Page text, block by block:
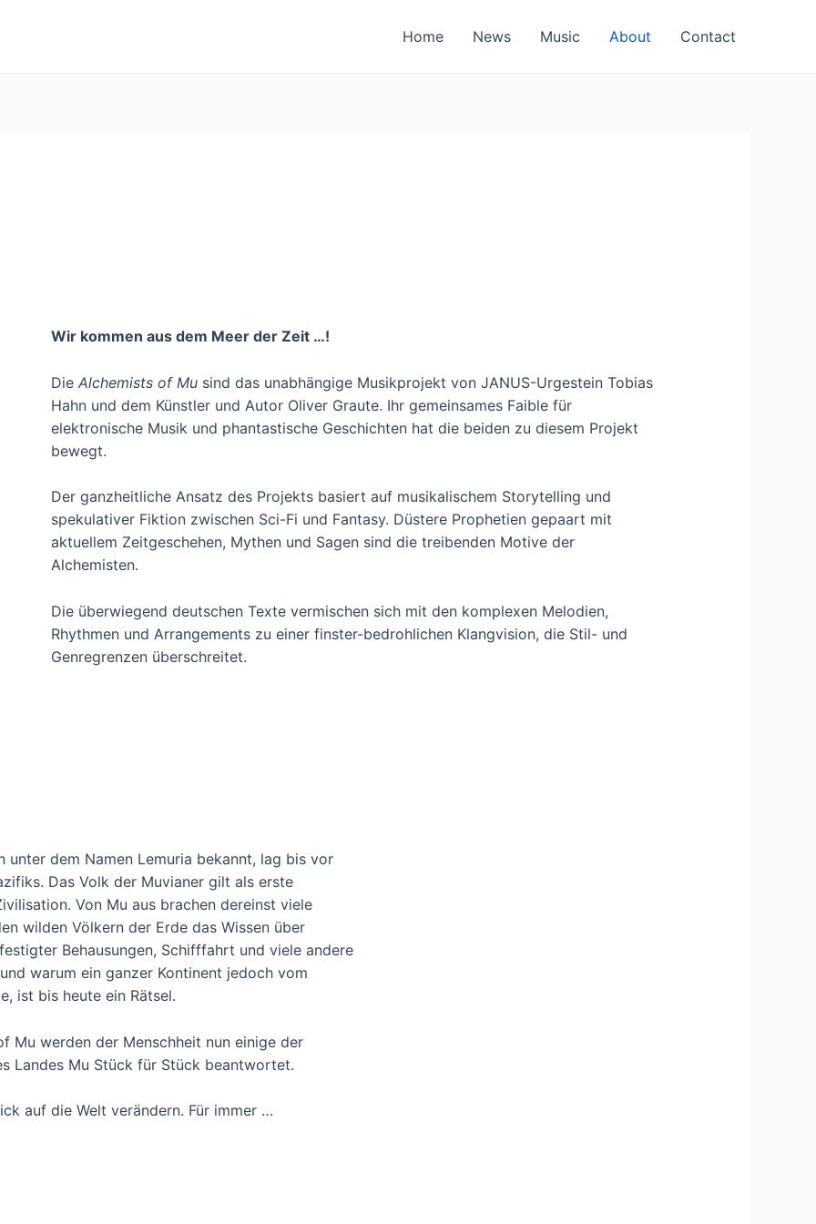
Home News Music About Contact
Wir kommen aus dem Meer der Zeit …!
DieAlchemists of Musind das unabhängige Musikprojekt von JANUS-Urgestein Tobias
Hahn und dem Künstler und Autor Oliver Graute. Ihr gemeinsames Faible für
elektronische Musik und phantastische Geschichten hat die beiden zu diesem Projekt
bewegt.
Der ganzheitliche Ansatz des Projekts basiert auf musikalischem Storytelling und
spekulativer Fiktion zwischen Sci-Fi und Fantasy. Düstere Prophetien gepaart mit
aktuellem Zeitgeschehen, Mythen und Sagen sind die treibenden Motive der
Alchemisten.
Die überwiegend deutschen Texte vermischen sich mit den komplexen Melodien,
Rhythmen und Arrangements zu einer finster-bedrohlichen Klangvision, die Stil- und
Genregrenzen überschreitet.
unter dem Namen Lemuria bekannt, lag bis vor
Das Volk der Muvianer gilt als erste
Von Mu aus brachen dereinst viele
wilden Völkern der Erde das Wissen über
Behausungen, Schifffahrt und viele andere
warum ein ganzer Kontinent jedoch vom
ist bis heute ein Rätsel.
Mu werden der Menschheit nun einige der
Landes Mu Stück für Stück beantwortet.
auf die Welt verändern. Für immer …